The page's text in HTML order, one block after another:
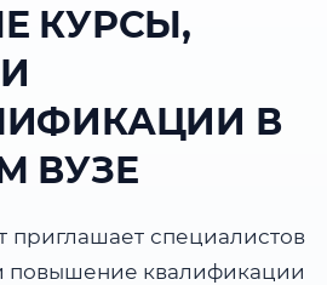
КУРСЫ,
В
ВУЗЕ
приглашает специалистов
повышение квалификации